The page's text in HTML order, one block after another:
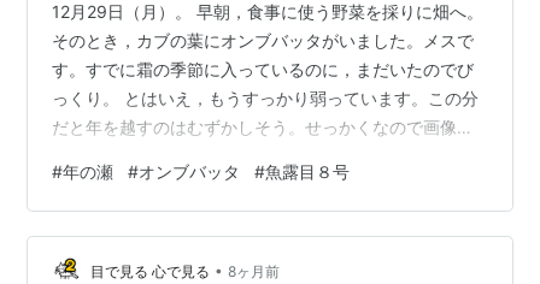
12月29日（月）。 早朝，食事に使う野菜を採りに畑へ。
そのとき，カブの葉にオンブバッタがいました。メスで
す。すでに霜の季節に入っているのに，まだいたのでび
っくり。 とはいえ，もうすっかり弱っています。この分
だと年を越すのはむずかしそう。せっかくなので画像記
いてみました。覗き穴から見る風景のおもしろさに惹か
れます。このレンズを使うのは久しぶりです。 写真②
すこし動きました。 写真③ 生きものは生き続けようと
します。ふんばっています。それでも寒さには勝てませ
#年の瀬 #オンブバッタ #魚露目８号
目で見る 心で見る • 8ヶ月前